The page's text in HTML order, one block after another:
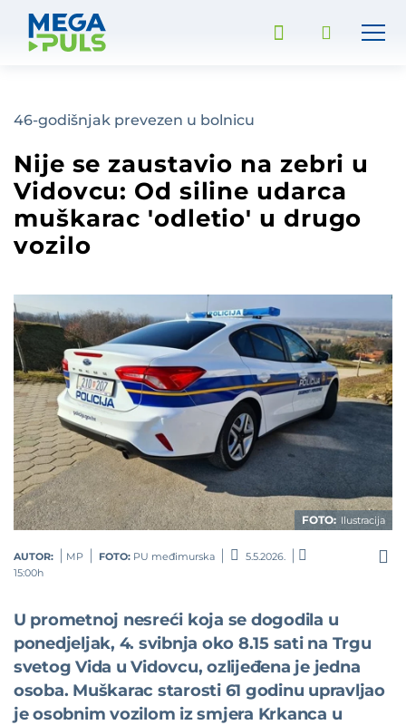
46-godišnjak prevezen u bolnicu
Nije se zaustavio na zebri u
Vidovcu: Od siline udarca
muškarac 'odletio' u drugo
vozilo
FOTO: Ilustracija
AUTOR: MP FOTO: PU međimurska
5.5.2026.
15:00h
U prometnoj nesreći koja se dogodila u
ponedjeljak, 4. svibnja oko 8.15 sati na Trgu
svetog Vida u Vidovcu, ozlijeđena je jedna
osoba. Muškarac starosti 61 godinu upravljao
je osobnim vozilom iz smjera Krkanca u